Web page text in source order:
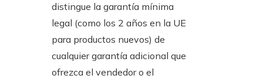
distingue la garantía mínima
legal (como los 2 años en la UE
para productos nuevos) de
cualquier garantía adicional que
ofrezca el vendedor o el